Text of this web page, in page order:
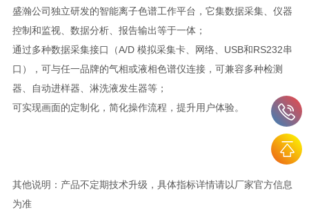
盛瀚公司独立研发的智能离子色谱工作平台，它集数据采集、仪器
控制和监视、数据分析、报告输出等于一体；
通过多种数据采集接口（A/D 模拟采集卡、网络、USB和RS232串
口），可与任一品牌的气相或液相色谱仪连接，可兼容多种检测
器、自动进样器、淋洗液发生器等；
可实现画面的定制化，简化操作流程，提升用户体验。
其他说明：产品不定期技术升级，具体指标详情请以厂家官方信息
为准